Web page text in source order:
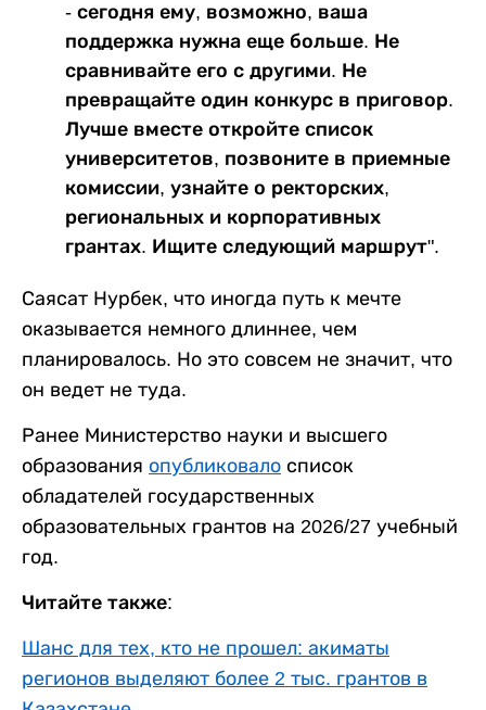
- сегодня ему, возможно, ваша
поддержка нужна еще больше. Не
сравнивайте его с другими. Не
превращайте один конкурс в приговор.
Лучше вместе откройте список
университетов, позвоните в приемные
комиссии, узнайте о ректорских,
региональных и корпоративных
грантах. Ищите следующий маршрут".
Саясат Нурбек, что иногда путь к мечте
оказывается немного длиннее, чем
планировалось. Но это совсем не значит, что
он ведет не туда.
Ранее Министерство науки и высшего
образования опубликовало список
обладателей государственных
образовательных грантов на 2026/27 учебный
год.
Читайте также:
Шанс для тех, кто не прошел: акиматы
регионов выделяют более 2 тыс. грантов в